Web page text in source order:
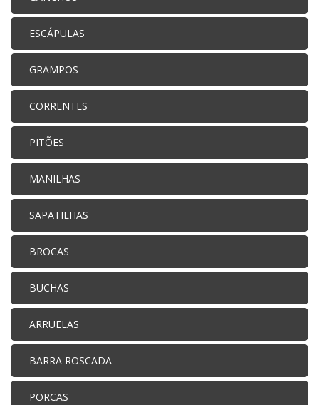
ESCÁPULAS
GRAMPOS
CORRENTES
PITÕES
MANILHAS
SAPATILHAS
BROCAS
BUCHAS
ARRUELAS
BARRA ROSCADA
PORCAS